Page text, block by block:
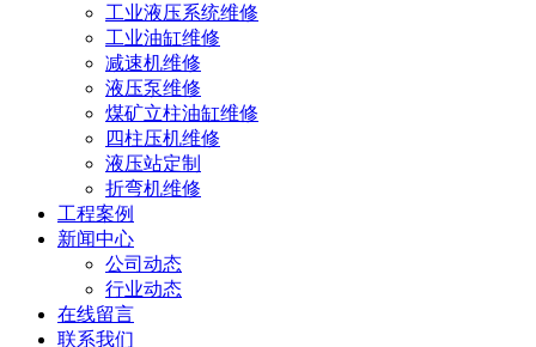
工业液压系统维修
工业油缸维修
减速机维修
液压泵维修
煤矿立柱油缸维修
四柱压机维修
液压站定制
折弯机维修
工程案例
新闻中心
公司动态
行业动态
在线留言
联系我们